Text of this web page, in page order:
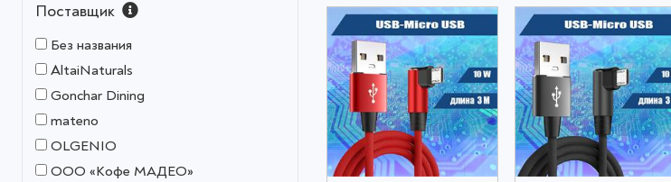
Поставщик
Без названия
AltaiNaturals
Gonchar Dining
mateno
OLGENIO
OOO «Кофе МАДЕО»